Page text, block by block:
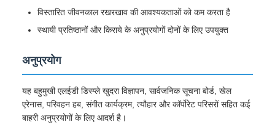
विस्तारित जीवनकाल रखरखाव की आवश्यकताओं को कम करता है
स्थायी प्रतिष्ठानों और किराये के अनुप्रयोगों दोनों के लिए उपयुक्त
अनुप्रयोग
यह बहुमुखी एलईडी डिस्प्ले खुदरा विज्ञापन, सार्वजनिक सूचना बोर्ड, खेल
एरेनास, परिवहन हब, संगीत कार्यक्रम, त्यौहार और कॉर्पोरेट परिसरों सहित कई
बाहरी अनुप्रयोगों के लिए आदर्श है।